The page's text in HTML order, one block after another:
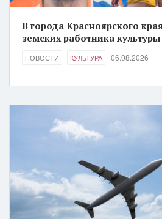
В города Красноярского
земских работника культуры
НОВОСТИ КУЛЬТУРА 06.08.2026